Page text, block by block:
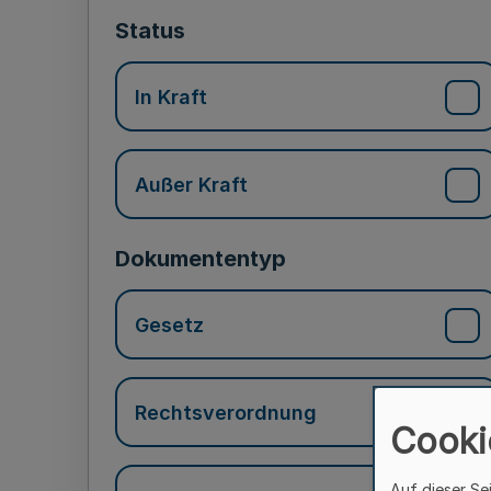
Status
In Kraft
Außer Kraft
Dokumententyp
Gesetz
Rechtsverordnung